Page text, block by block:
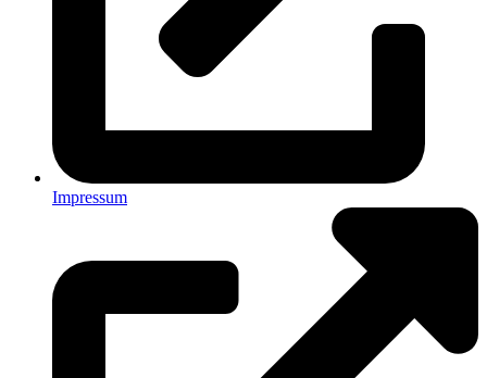
Impressum